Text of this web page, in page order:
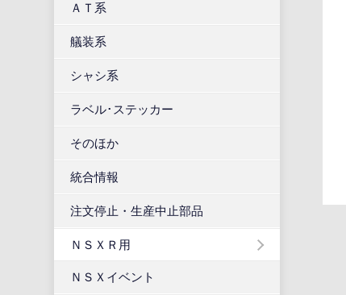
ＡＴ系
艤装系
シャシ系
ラベル･ステッカー
そのほか
統合情報
注文停止・生産中止部品
ＮＳＸＲ用
ＮＳＸイベント